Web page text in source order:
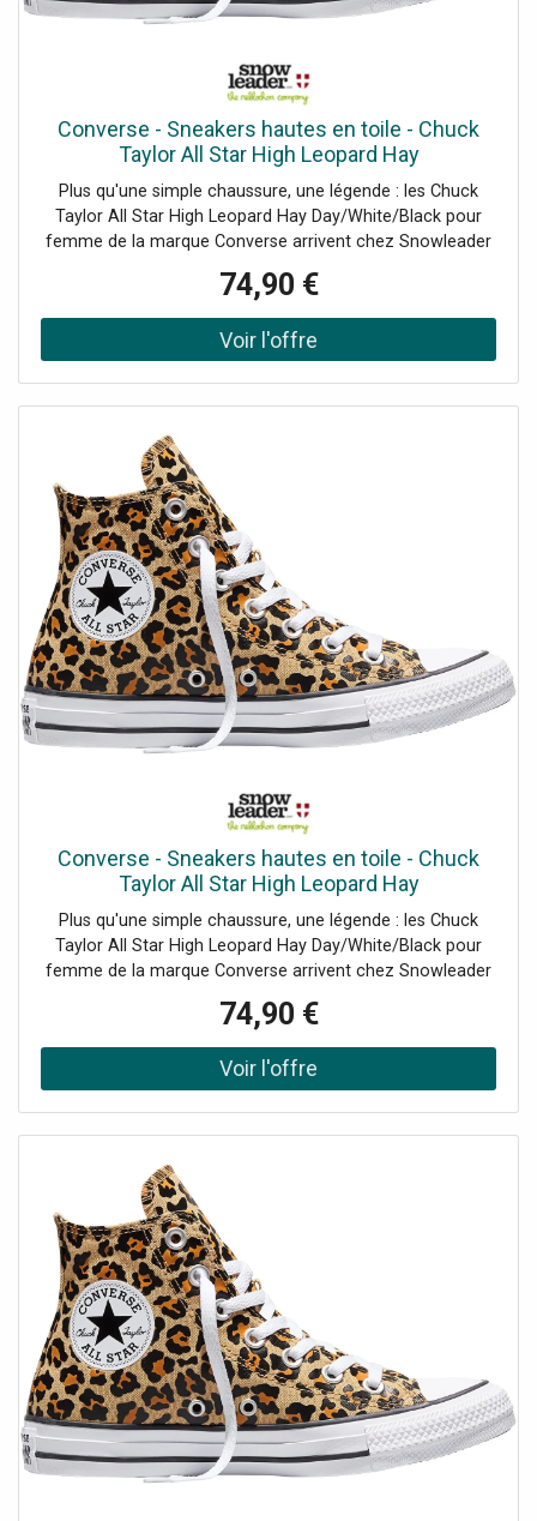
accroche optimale et un comportement vif dans toutes
terrains, avec une nette préférence pour le hors-piste !
Converse - Sneakers hautes en toile - Chuck
Taylor All Star High Leopard Hay
Day/White/Black pour Femme - Taille 40 -
Orange
Plus qu'une simple chaussure, une légende : les Chuck
Taylor All Star High Leopard Hay Day/White/Black pour
femme de la marque Converse arrivent chez Snowleader
un style décontracté et authentique. Des terrains de
basket aux rues du monde entier, elles ont traversé les
époques sans jamais prendre une ride. Indémodables et
personnalisables à l'infini, les Converse sont le reflet d'une
Leur toile légère et leur semelle souple vous offrent un
confort optimal tout au long de la journée. Du look casual
au style plus affirmé, elles s'adapteront à toutes vos
74,90 €
Converse - Sneakers hautes en toile - Chuck
Taylor All Star High Leopard Hay
Day/White/Black pour Femme - Taille 41 -
Orange
Plus qu'une simple chaussure, une légende : les Chuck
Taylor All Star High Leopard Hay Day/White/Black pour
femme de la marque Converse arrivent chez Snowleader
un style décontracté et authentique. Des terrains de
basket aux rues du monde entier, elles ont traversé les
époques sans jamais prendre une ride. Indémodables et
personnalisables à l'infini, les Converse sont le reflet d'une
Leur toile légère et leur semelle souple vous offrent un
confort optimal tout au long de la journée. Du look casual
au style plus affirmé, elles s'adapteront à toutes vos
74,90 €